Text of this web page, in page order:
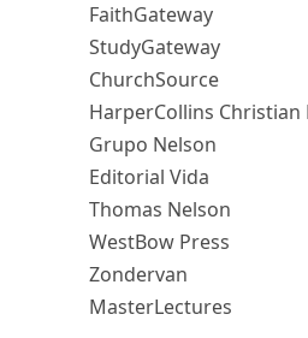
FaithGateway
StudyGateway
ChurchSource
HarperCollins Christian
Grupo Nelson
Editorial Vida
Thomas Nelson
WestBow Press
Zondervan
MasterLectures